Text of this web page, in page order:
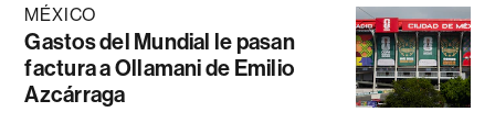
MÉXICO
Gastos del Mundial le pasan
factura a Ollamani de Emilio
Azcárraga